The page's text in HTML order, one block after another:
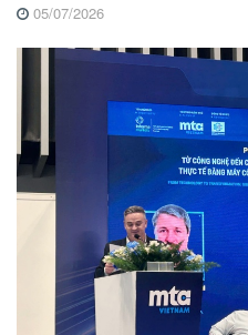
05/07/2026